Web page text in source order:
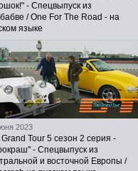
- Спецвыпуск из
/ One For The Road - на
языке
2023
Tour 5 сезон 2 серия -
- Спецвыпуск из
и восточной Европы /